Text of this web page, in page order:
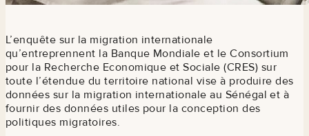
L’enquête sur la migration internationale
qu’entreprennent la Banque Mondiale et le Consortium
pour la Recherche Economique et Sociale (CRES) sur
toute l’étendue du territoire national vise à produire des
données sur la migration internationale au Sénégal et à
fournir des données utiles pour la conception des
politiques migratoires.